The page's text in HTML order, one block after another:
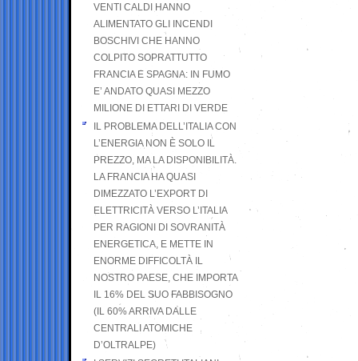
VENTI CALDI HANNO
ALIMENTATO GLI INCENDI
BOSCHIVI CHE HANNO
COLPITO SOPRATTUTTO
FRANCIA E SPAGNA: IN FUMO
E’ ANDATO QUASI MEZZO
MILIONE DI ETTARI DI VERDE
IL PROBLEMA DELL’ITALIA CON
L’ENERGIA NON È SOLO IL
PREZZO, MA LA DISPONIBILITÀ.
LA FRANCIA HA QUASI
DIMEZZATO L’EXPORT DI
ELETTRICITÀ VERSO L’ITALIA
PER RAGIONI DI SOVRANITÀ
ENERGETICA, E METTE IN
ENORME DIFFICOLTÀ IL
NOSTRO PAESE, CHE IMPORTA
IL 16% DEL SUO FABBISOGNO
(IL 60% ARRIVA DALLE
CENTRALI ATOMICHE
D’OLTRALPE)